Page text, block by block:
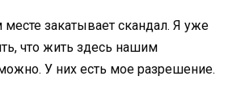
месте закатывает скандал. Я уже
что жить здесь нашим
У них есть мое разрешение.